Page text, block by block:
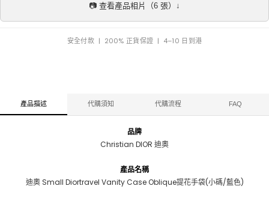
📷 查看產品相片（6 張）↓
安全付款 | 200% 正貨保證 | 4–10 日到港
產品描述 代購須知 代購流程 FAQ
品牌
Christian DIOR 迪奧
產品名稱
迪奧 Small Diortravel Vanity Case Oblique提花手袋(小碼/藍色)